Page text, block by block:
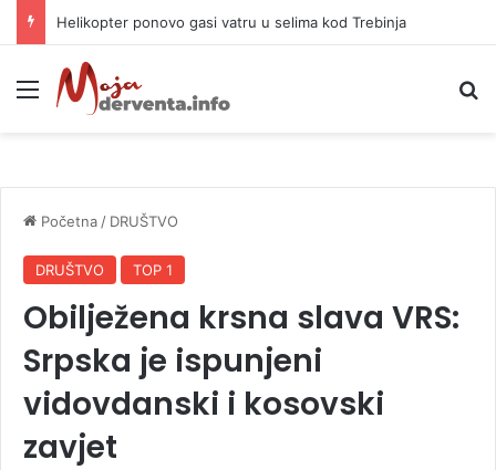
Helikopter ponovo gasi vatru u selima kod Trebinja
Meni
Početna / DRUŠTVO
DRUŠTVO TOP 1
Obilježena krsna slava VRS:
Srpska je ispunjeni
vidovdanski i kosovski
zavjet